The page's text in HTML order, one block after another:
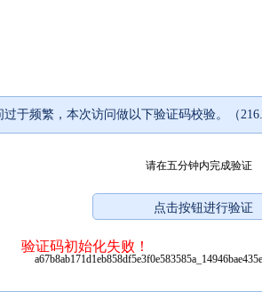
过于频繁，本次访问做以下验证码校验。（
请在五分钟内完成验证
验证码初始化失败！